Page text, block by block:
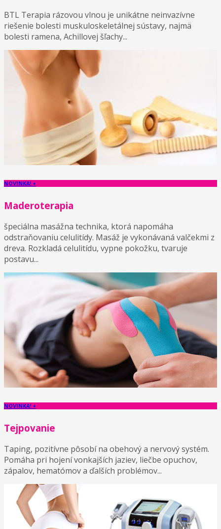
BTL Terapia rázovou vlnou je unikátne neinvazívne
riešenie bolesti muskuloskeletálnej sústavy, najmä
bolesti ramena, Achillovej šľachy...
NOVINKA! +
Maderoterapia
špeciálna masážna technika, ktorá napomáha
odstraňovaniu celulitídy. Masáž je vykonávaná valčekmi z
dreva. Rozkladá celulitídu, vypne pokožku, tvaruje
postavu...
NOVINKA! +
Tejpovanie
Taping, pozitívne pôsobí na obehový a nervový systém.
Pomáha pri hojení vonkajších jaziev, liečbe opuchov,
zápalov, hematómov a ďalších problémov...